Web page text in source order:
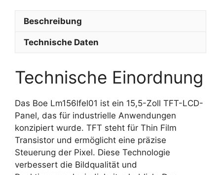
Beschreibung
Technische Daten
Technische Einordnung
Das Boe Lm156lfel01 ist ein 15,5-Zoll TFT-LCD-
Panel, das für industrielle Anwendungen
konzipiert wurde. TFT steht für Thin Film
Transistor und ermöglicht eine präzise
Steuerung der Pixel. Diese Technologie
verbessert die Bildqualität und